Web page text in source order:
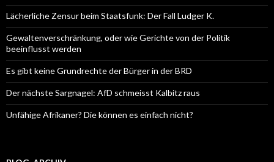
Lächerliche Zensur beim Staatsfunk: Der Fall Ludger K.
Gewaltenverschränkung, oder wie Gerichte von der Politik
beeinflusst werden
Es gibt keine Grundrechte der Bürger in der BRD
Der nächste Sargnagel: AfD schmeisst Kalbitz raus
Unfähige Afrikaner? Die können es einfach nicht?